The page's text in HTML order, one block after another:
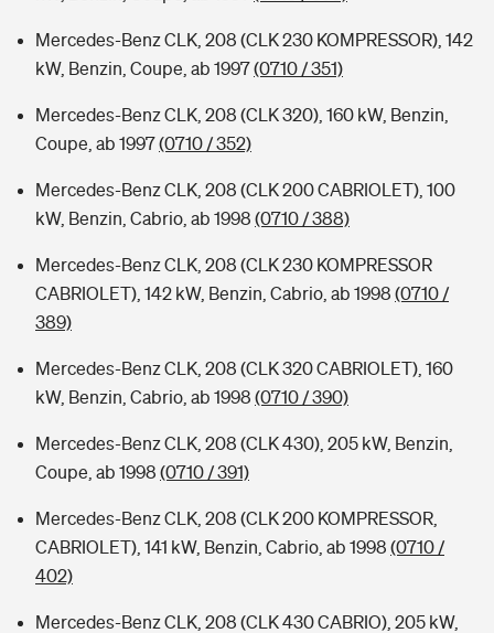
Kinderunfall-Check: Mehr Sicherheit für deine Kids
Sie haben Fragen?
Mercedes-Benz CLK, 208 (CLK 230 KOMPRESSOR), 142
kW, Benzin, Coupe, ab 1997(0710 / 351)
Mercedes-Benz CLK, 208 (CLK 320), 160 kW, Benzin,
Coupe, ab 1997(0710 / 352)
Mercedes-Benz CLK, 208 (CLK 200 CABRIOLET), 100
kW, Benzin, Cabrio, ab 1998 (0710 / 388)
Mercedes-Benz CLK, 208 (CLK 230 KOMPRESSOR
CABRIOLET), 142 kW, Benzin, Cabrio, ab 1998 (0710 /
389)
Mercedes-Benz CLK, 208 (CLK 320 CABRIOLET), 160
kW, Benzin, Cabrio, ab 1998 (0710 / 390)
Mercedes-Benz CLK, 208 (CLK 430), 205 kW, Benzin,
Coupe, ab 1998 (0710 / 391)
Mercedes-Benz CLK, 208 (CLK 200 KOMPRESSOR,
CABRIOLET), 141 kW, Benzin, Cabrio, ab 1998 (0710 /
402)
Mercedes-Benz CLK, 208 (CLK 430 CABRIO), 205 kW,